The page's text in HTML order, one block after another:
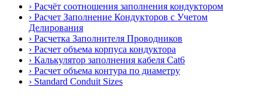
› Расчёт соотношения заполнения кондуктором
› Расчет Заполнение Кондукторов с Учетом
Делирования
› Расчетка Заполнителя Проводников
› Расчет объема корпуса кондуктора
› Калькулятор заполнения кабеля Cat6
› Расчет объема контура по диаметру
› Standard Conduit Sizes